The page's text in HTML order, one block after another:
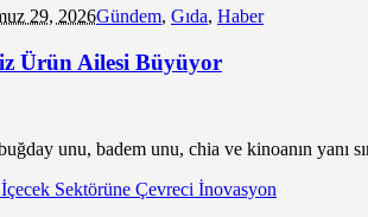
29, 2026Gündem, Gıda, Haber
Ürün Ailesi Büyüyor
unu, badem unu, chia ve kinoanın yanı